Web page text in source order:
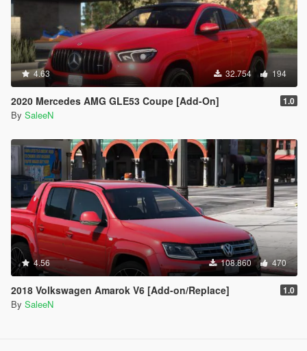
4.63 32.754 194
2020 Mercedes AMG GLE53 Coupe [Add-On] 1.0
By SaleeN
4.56 108.860 470
2018 Volkswagen Amarok V6 [Add-on/Replace] 1.0
By SaleeN